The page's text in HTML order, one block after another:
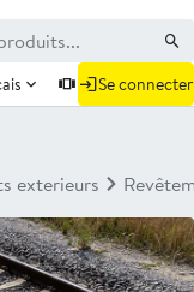
Se connecter
exterieurs